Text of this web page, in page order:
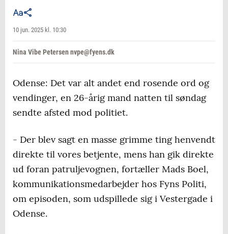
10 jun. 2025 kl. 10:30
Nina Vibe Petersen nvpe@fyens.dk
Odense: Det var alt andet end rosende ord og
vendinger, en 26-årig mand natten til søndag
sendte afsted mod politiet.
- Der blev sagt en masse grimme ting henvendt
direkte til vores betjente, mens han gik direkte
ud foran patruljevognen, fortæller Mads Boel,
kommunikationsmedarbejder hos Fyns Politi,
om episoden, som udspillede sig i Vestergade i
Odense.